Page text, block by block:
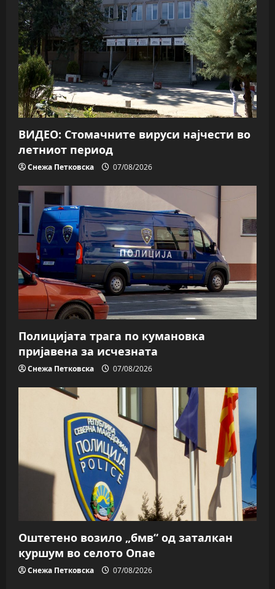
ВИДЕО: Стомачните вируси најчести во
летниот период
Снежа Петковска 07/08/2026
Полицијата трага пo кумановка
пријавена за исчезната
Снежа Петковска 07/08/2026
Оштетено возило „бмв“ од заталкан
куршум во селото Опае
Снежа Петковска 07/08/2026